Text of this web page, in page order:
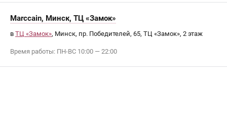
Marccain, Минск, ТЦ «Замок»
в ТЦ «Замок», Минск, пр. Победителей, 65, ТЦ «Замок», 2 этаж
Время работы: ПН-ВС 10:00 — 22:00